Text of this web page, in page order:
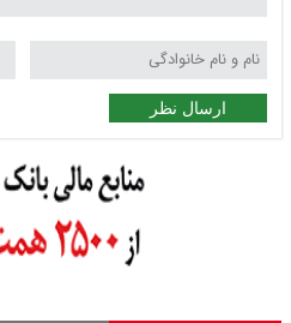
ارسال نظر